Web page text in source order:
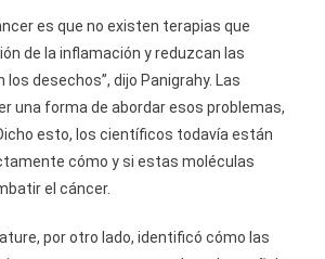
es que no existen terapias que
de la inflamación y reduzcan las
desechos”, dijo Panigrahy. Las
una forma de abordar esos problemas,
esto, los científicos todavía están
cómo y si estas moléculas
el cáncer.
por otro lado, identificó cómo las